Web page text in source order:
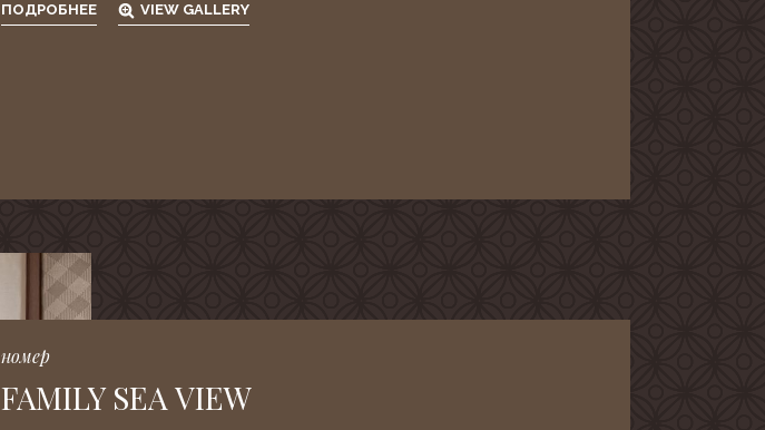
ПОДРОБНЕЕ VIEW GALLERY
номер
FAMILY SEA VIEW